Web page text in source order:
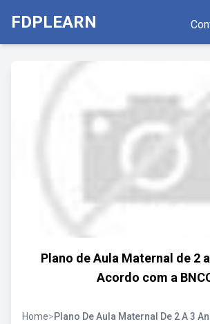
FDPLEARN
Plano de Aula Maternal de 2
Acordo com a
Home>Plano De Aula Maternal De 2 A 3